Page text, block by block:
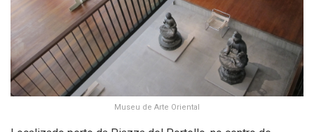
Museu de Arte Oriental